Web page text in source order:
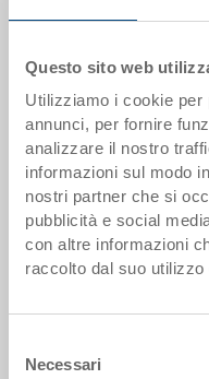
Questo sito web
Utilizziamo i cookie per
annunci, per fornire
analizzare il nostro
informazioni sul modo
nostri partner che si
pubblicità e social
con altre informazioni
raccolto dal suo
delNecessari
Disponbilità
gestito a stock
Prezzo
A partire da EUR
Vai al prodotto